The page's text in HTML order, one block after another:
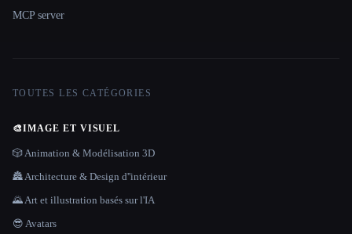
MCP server
TOUTES LES CATÉGORIES
🎨IMAGE ET VISUEL
🎲 Animation & Modélisation 3D
🏯 Architecture & Design d''intérieur
🌄 Art et illustration basés sur l'IA
😎 Avatars